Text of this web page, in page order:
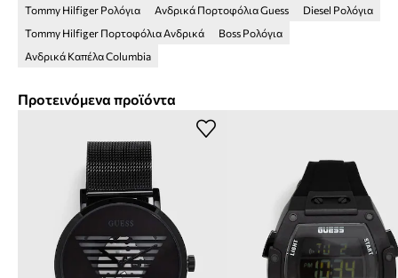
Tommy Hilfiger Ρολόγια Ανδρικά Πορτοφόλια Guess
Diesel Ρολόγια
Tommy Hilfiger Πορτοφόλια Ανδρικά
Boss Ρολόγια
Ανδρικά Καπέλα Columbia
Προτεινόμενα προϊόντα